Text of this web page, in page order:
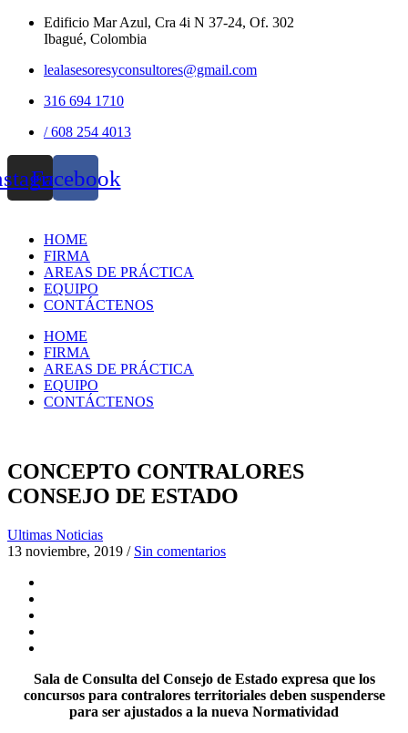
Edificio Mar Azul, Cra 4i N 37-24, Of. 302
Ibagué, Colombia
lealasesoresyconsultores@gmail.com
316 694 1710
/ 608 254 4013
Facebook
HOME
FIRMA
AREAS DE PRÁCTICA
EQUIPO
CONTÁCTENOS
HOME
FIRMA
AREAS DE PRÁCTICA
EQUIPO
CONTÁCTENOS
CONCEPTO CONTRALORES
CONSEJO DE ESTADO
Ultimas Noticias
13 noviembre, 2019 / Sin comentarios
Sala de Consulta del Consejo de Estado expresa que los
concursos para contralores territoriales deben suspenderse
para ser ajustados a la nueva Normatividad